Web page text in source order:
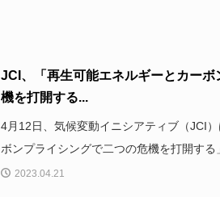
JCI、「再生可能エネルギーとカー
機を打開する...
4月12日、気候変動イニシアティブ（JCI
ボンプライシングで二つの危機を打開す
2023.04.21